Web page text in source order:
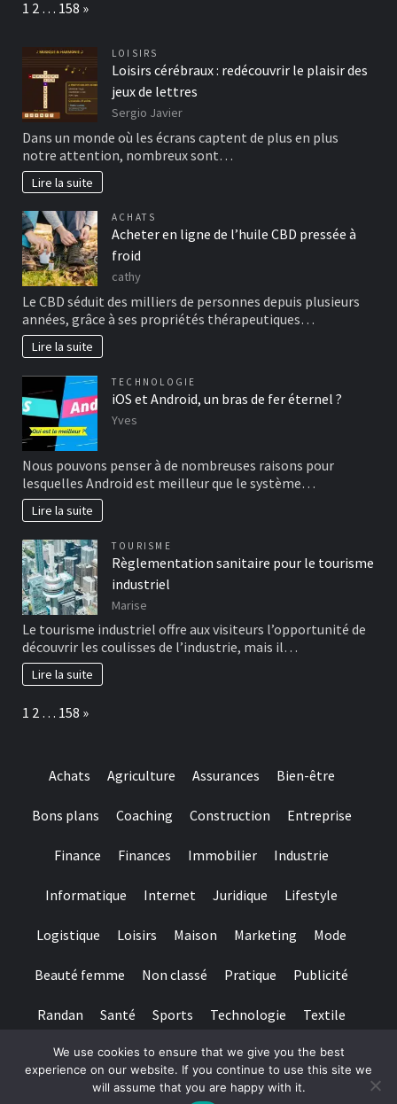
Page:
1 2 … 158 Next
»
LOISIRS
Loisirs cérébraux : redécouvrir le plaisir des
jeux de lettres
Sergio Javier
Dans un monde où les écrans captent de plus en plus
notre attention, nombreux sont…
Lire la suite
ACHATS
Acheter en ligne de l’huile CBD pressée à
froid
cathy
Le CBD séduit des milliers de personnes depuis plusieurs
années, grâce à ses propriétés thérapeutiques…
Lire la suite
TECHNOLOGIE
iOS et Android, un bras de fer éternel ?
Yves
Nous pouvons penser à de nombreuses raisons pour
lesquelles Android est meilleur que le système…
Lire la suite
TOURISME
Règlementation sanitaire pour le tourisme
industriel
Marise
Le tourisme industriel offre aux visiteurs l’opportunité de
découvrir les coulisses de l’industrie, mais il…
Lire la suite
Page:
1 2 … 158 Next
»
Achats Agriculture Assurances Bien-être
Bons plans Coaching Construction Entreprise
Finance Finances Immobilier Industrie
Informatique Internet Juridique Lifestyle
Logistique Loisirs Maison Marketing Mode
Beauté femme Non classé Pratique Publicité
Randan Santé Sports Technologie Textile
Tourisme Transports Transports de personnes
We use cookies to ensure that we give you the best
experience on our website. If you continue to use this site we
will assume that you are happy with it.